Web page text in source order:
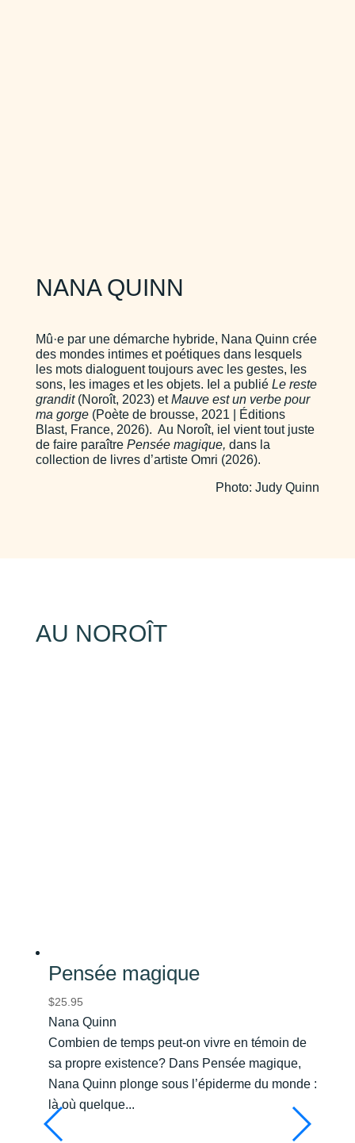
NANA QUINN
Mû·e par une démarche hybride, Nana Quinn crée
des mondes intimes et poétiques dans lesquels
les mots dialoguent toujours avec les gestes, les
sons, les images et les objets. Iel a publié Le reste
grandit(Noroît, 2023) etMauve est un verbe pour
ma gorge(Poète de brousse, 2021 | Éditions
Blast, France, 2026). Au Noroît, iel vient tout juste
de faire paraître Pensée magique, dans la
collection de livres d’artiste Omri (2026).
Photo: Judy Quinn
AU NOROÎT
Pensée magique
$25.95
Nana Quinn
Combien de temps peut-on vivre en témoin de
sa propre existence? Dans Pensée magique,
Nana Quinn plonge sous l’épiderme du monde :
là où quelque...